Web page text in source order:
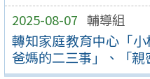
2025-08-07 輔導組
轉知家庭教育中心「
爸媽的二三事」、「